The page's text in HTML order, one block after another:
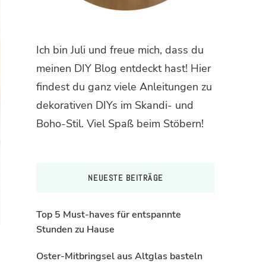
Ich bin Juli und freue mich, dass du
meinen DIY Blog entdeckt hast! Hier
findest du ganz viele Anleitungen zu
dekorativen DIYs im Skandi- und
Boho-Stil. Viel Spaß beim Stöbern!
NEUESTE BEITRÄGE
Top 5 Must-haves für entspannte
Stunden zu Hause
Oster-Mitbringsel aus Altglas basteln